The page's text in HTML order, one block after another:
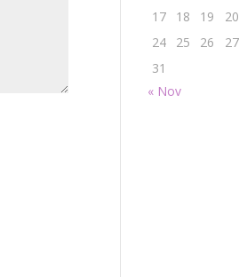
17
18 19 20
24
25 26 27
31
« Nov